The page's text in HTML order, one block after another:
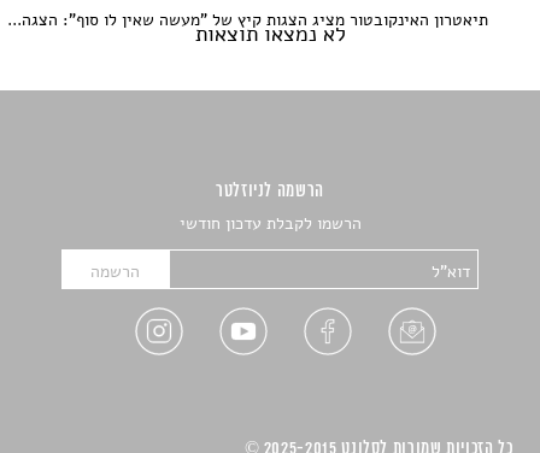
תיאטרון האינקובטור מציג הצגות קיץ של "מעשה שאין לו סוף": הצגה...
לא נמצאו תוצאות
הרשמה לניוזלטר
הרשמו לקבלת עדכון חודשי